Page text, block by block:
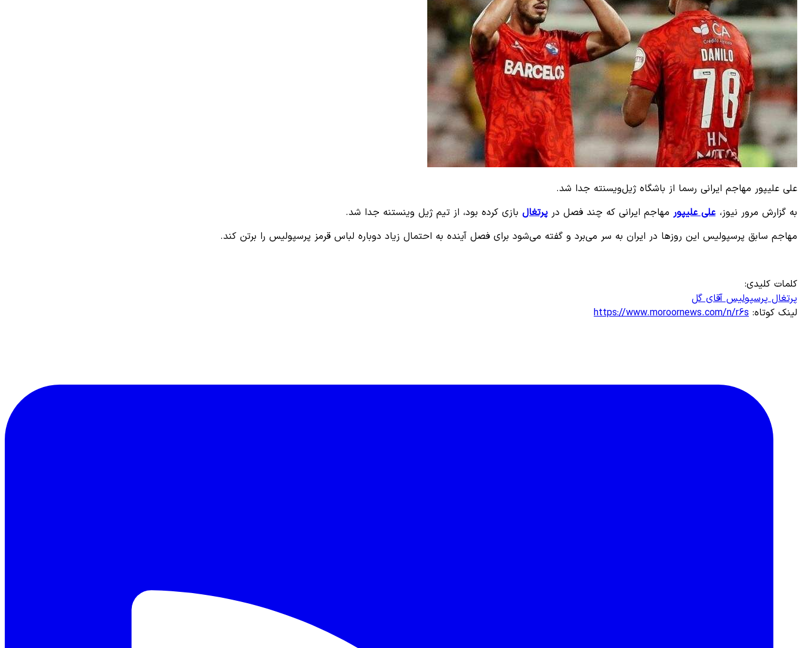
علی علیپور مهاجم ایرانی رسما از باشگاه ژیل‌ویسنته جدا شد.
به گزارش مرور نیوز،علی علیپور مهاجم ایرانی که چند فصل در پرتغال بازی کرده بود، از تیم ژیل وینستنه جدا شد.
مهاجم سابق پرسپولیس این روزها در ایران به سر می‌برد و گفته می‌شود برای فصل آینده به احتمال زیاد دوباره لباس قرمز پرسپولیس را برتن کند.
کلمات کلیدی:
پرتغالپرسپولیسآقای گل
لینک کوتاه: https://www.moroornews.com/n/r6s